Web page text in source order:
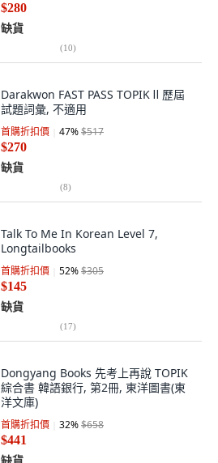
$280
缺貨
(10)
Darakwon FAST PASS TOPIK Ⅱ 歷屆
試題詞彙, 不適用
首購折扣價 47%$517
$270
缺貨
(8)
Talk To Me In Korean Level 7,
Longtailbooks
首購折扣價 52%$305
$145
缺貨
(17)
Dongyang Books 先考上再說 TOPIK
綜合書 韓語銀行, 第2冊, 東洋圖書(東
洋文庫)
首購折扣價 32%$658
$441